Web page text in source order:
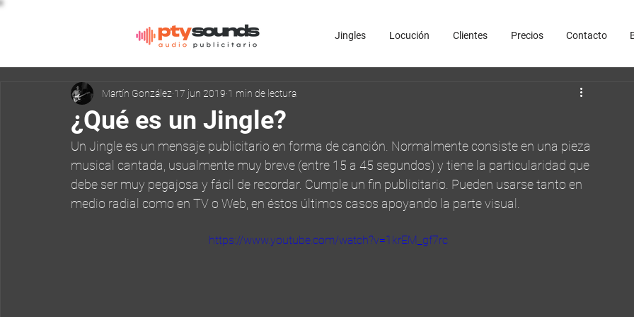
Jingles Locución Clientes Precios Contacto
¿Qué es un Jingle?
Martín González 17 jun 2019 1 min de lectura
Un Jingle es un mensaje publicitario en forma de canción. Normalmente consiste en una pieza
musical cantada, usualmente muy breve (entre 15 a 45 segundos) y tiene la particularidad que
debe ser muy pegajosa y fácil de recordar. Cumple un fin publicitario. Pueden usarse tanto en
medio radial como en TV o Web, en éstos últimos casos apoyando la parte visual.
https://www.youtube.com/watch?v=1krEM_gf7rc